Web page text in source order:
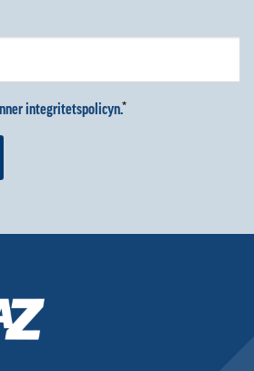
integritetspolicyn.*